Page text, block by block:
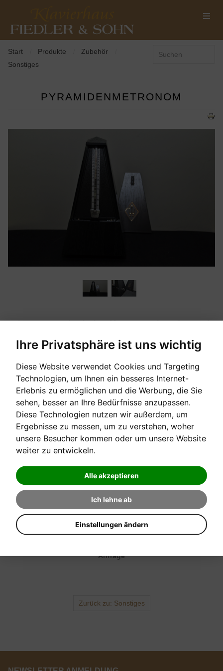
Ihre Privatsphäre ist uns wichtig
Diese Website verwendet Cookies und Targeting
Technologien, um Ihnen ein besseres Internet-
Erlebnis zu ermöglichen und die Werbung, die Sie
sehen, besser an Ihre Bedürfnisse anzupassen.
Diese Technologien nutzen wir außerdem, um
Ergebnisse zu messen, um zu verstehen, woher
unsere Besucher kommen oder um unsere Website
weiter zu entwickeln.
Alle akzeptieren
Ich lehne ab
Einstellungen ändern
Start Produkte Zubehör
Sonstiges
PYRAMIDENMETRONOM
elegantes mechanisches Metronom mit großem und
[sofort verfügbar]
93,00 €
EINE FRAGE ZUM PRODUKT STELLEN
Anfrage
Zurück zu: Sonstiges